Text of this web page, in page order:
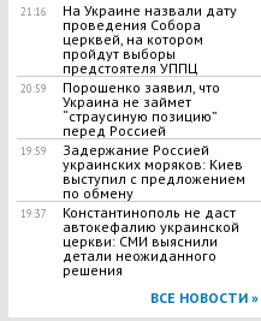
21:16
На Украине назвали дату
проведения Собора
церквей, на котором
пройдут выборы
предстоятеля УППЦ
20:59
Порошенко заявил, что
Украина не займет
“страусиную позицию”
перед Россией
19:59
Задержание Россией
украинских моряков: Киев
выступил с предложением
по обмену
19:37
Константинополь не даст
автокефалию украинской
церкви: СМИ выяснили
детали неожиданного
решения
ВСЕ НОВОСТИ »